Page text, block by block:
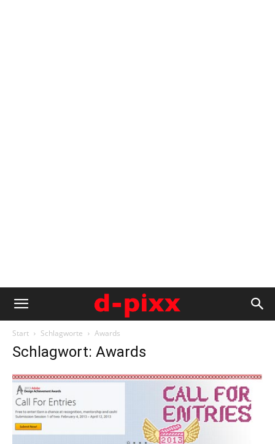
Start Schlagworte Awards
Schlagwort: Awards